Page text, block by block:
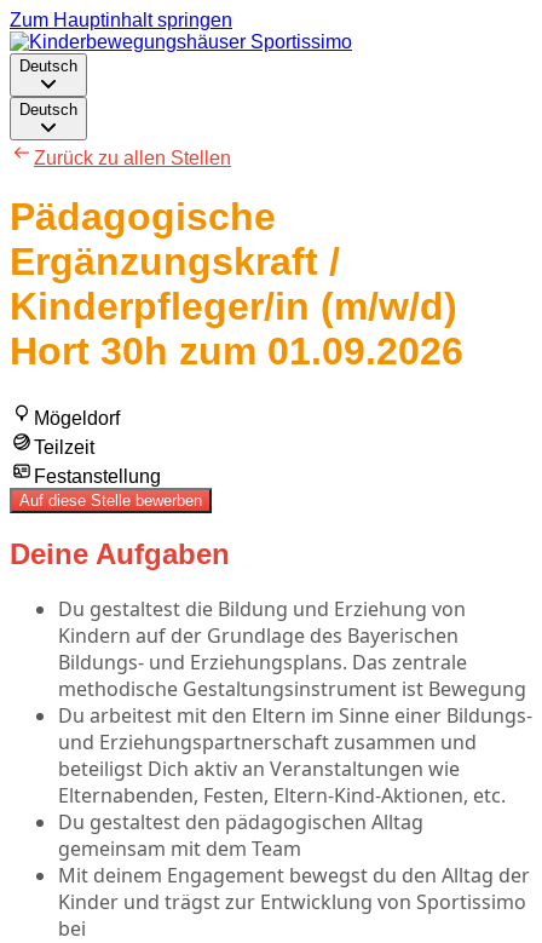
Zum Hauptinhalt springen
Deutsch
Deutsch
Zurück zu allen Stellen
Pädagogische
Ergänzungskraft /
Kinderpfleger/in (m/w/d)
Hort 30h zum 01.09.2026
Mögeldorf
Teilzeit
Festanstellung
Auf diese Stelle bewerben
Deine Aufgaben
Du gestaltest die Bildung und Erziehung von
Kindern auf der Grundlage des Bayerischen
Bildungs- und Erziehungsplans. Das zentrale
methodische Gestaltungsinstrument ist Bewegung
Du arbeitest mit den Eltern im Sinne einer Bildungs-
und Erziehungspartnerschaft zusammen und
beteiligst Dich aktiv an Veranstaltungen wie
Elternabenden, Festen, Eltern-Kind-Aktionen, etc.
Du gestaltest den pädagogischen Alltag
gemeinsam mit dem Team
Mit deinem Engagement bewegst du den Alltag der
Kinder und trägst zur Entwicklung von Sportissimo
bei